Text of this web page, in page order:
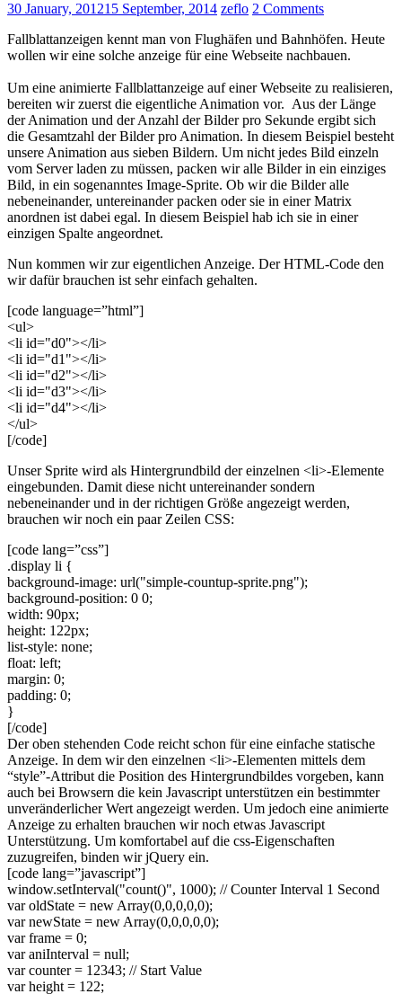
30 January, 201215 September, 2014 zeflo 2 Comments
Fallblattanzeigen kennt man von Flughäfen und Bahnhöfen. Heute
wollen wir eine solche anzeige für eine Webseite nachbauen.
Um eine animierte Fallblattanzeige auf einer Webseite zu realisieren,
bereiten wir zuerst die eigentliche Animation vor. Aus der Länge
der Animation und der Anzahl der Bilder pro Sekunde ergibt sich
die Gesamtzahl der Bilder pro Animation. In diesem Beispiel besteht
unsere Animation aus sieben Bildern. Um nicht jedes Bild einzeln
vom Server laden zu müssen, packen wir alle Bilder in ein einziges
Bild, in ein sogenanntes Image-Sprite. Ob wir die Bilder alle
nebeneinander, untereinander packen oder sie in einer Matrix
anordnen ist dabei egal. In diesem Beispiel hab ich sie in einer
einzigen Spalte angeordnet.
Nun kommen wir zur eigentlichen Anzeige. Der HTML-Code den
wir dafür brauchen ist sehr einfach gehalten.
[code language=”html”]
<ul>
<li id="d0"></li>
<li id="d1"></li>
<li id="d2"></li>
<li id="d3"></li>
<li id="d4"></li>
</ul>
[/code]
Unser Sprite wird als Hintergrundbild der einzelnen <li>-Elemente
eingebunden. Damit diese nicht untereinander sondern
nebeneinander und in der richtigen Größe angezeigt werden,
brauchen wir noch ein paar Zeilen CSS:
[code lang=”css”]
.display li {
background-image: url("simple-countup-sprite.png");
background-position: 0 0;
width: 90px;
height: 122px;
list-style: none;
float: left;
margin: 0;
padding: 0;
}
[/code]
Der oben stehenden Code reicht schon für eine einfache statische
Anzeige. In dem wir den einzelnen <li>-Elementen mittels dem
“style”-Attribut die Position des Hintergrundbildes vorgeben, kann
auch bei Browsern die kein Javascript unterstützen ein bestimmter
unveränderlicher Wert angezeigt werden. Um jedoch eine animierte
Anzeige zu erhalten brauchen wir noch etwas Javascript
Unterstützung. Um komfortabel auf die css-Eigenschaften
zuzugreifen, binden wir jQuery ein.
[code lang=”javascript”]
window.setInterval("count()", 1000); // Counter Interval 1 Second
var oldState = new Array(0,0,0,0,0);
var newState = new Array(0,0,0,0,0);
var frame = 0;
var aniInterval = null;
var counter = 12343; // Start Value
var height = 122;